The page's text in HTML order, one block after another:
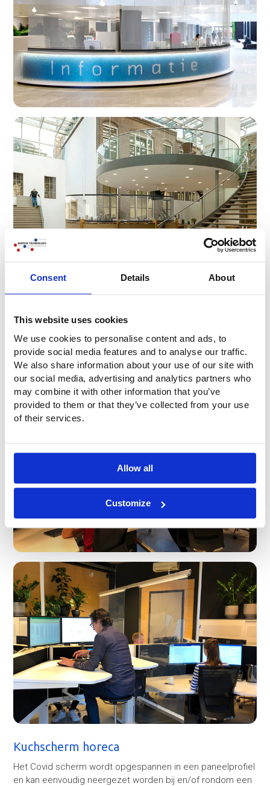
Consent Details About
This website uses cookies
We use cookies to personalise content and ads, to
provide social media features and to analyse our traffic.
We also share information about your use of our site with
our social media, advertising and analytics partners who
may combine it with other information that you’ve
provided to them or that they’ve collected from your use
of their services.
Allow all
Customize
Kuchschermen van Buitink Technology zijn uitermate
geschikt voor toepassing in kantoren. Ze zorgen voor
optimale bescherming tegen overdracht van stof en
virussen zonder dat ze de normale kantoorwerkzaamheden
belemmeren.
Kuchscherm horeca
Het Covid scherm wordt opgespannen in een paneelprofiel
en kan eenvoudig neergezet worden bij en/of rondom een